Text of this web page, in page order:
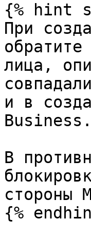
{% hint
При
лица,
и в
Business.
В
стороны
{%